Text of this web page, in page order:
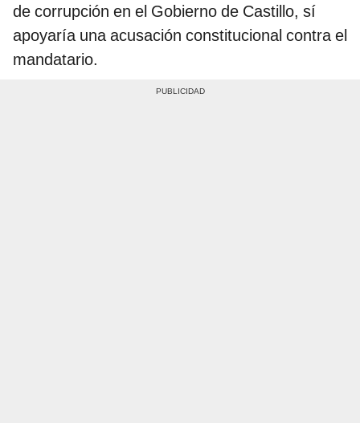
de corrupción en el Gobierno de Castillo, sí
apoyaría una acusación constitucional contra el
mandatario.